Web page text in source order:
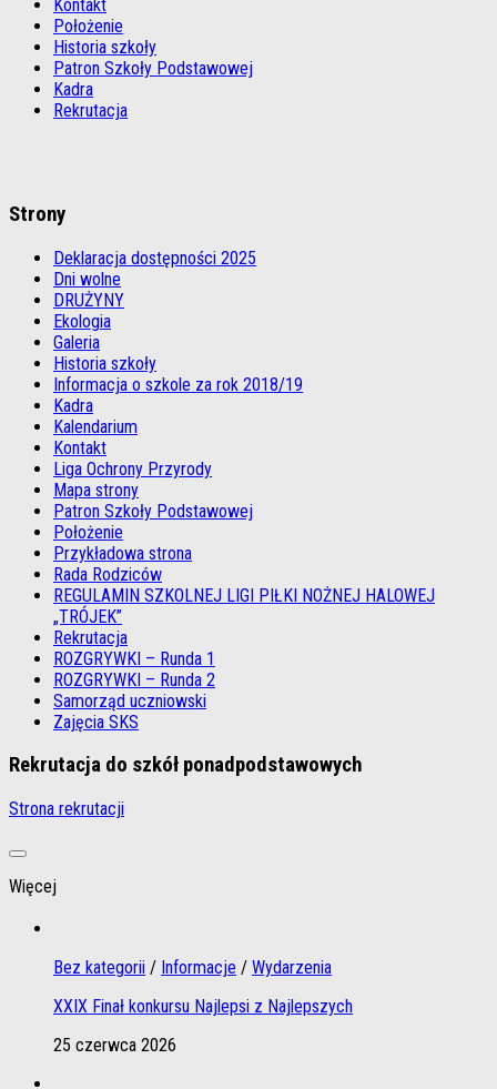
Kontakt
Położenie
Historia szkoły
Patron Szkoły Podstawowej
Kadra
Rekrutacja
Strony
Deklaracja dostępności 2025
Dni wolne
DRUŻYNY
Ekologia
Galeria
Historia szkoły
Informacja o szkole za rok 2018/19
Kadra
Kalendarium
Kontakt
Liga Ochrony Przyrody
Mapa strony
Patron Szkoły Podstawowej
Położenie
Przykładowa strona
Rada Rodziców
REGULAMIN SZKOLNEJ LIGI PIŁKI NOŻNEJ HALOWEJ
„TRÓJEK”
Rekrutacja
ROZGRYWKI – Runda 1
ROZGRYWKI – Runda 2
Samorząd uczniowski
Zajęcia SKS
Rekrutacja do szkół ponadpodstawowych
Strona rekrutacji
Więcej
Bez kategorii / Informacje / Wydarzenia
XXIX Finał konkursu Najlepsi z Najlepszych
25 czerwca 2026